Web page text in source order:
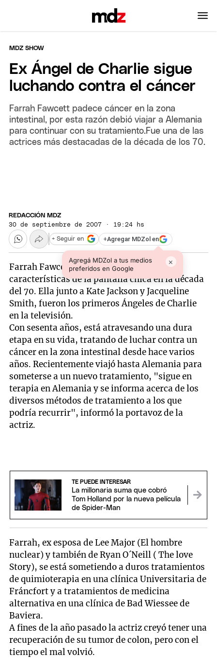
MDZ SHOW
Ex Ángel de Charlie sigue
luchando contra el cáncer
Farrah Fawcett padece cáncer en la zona
intestinal, por esta razón debió viajar a Alemania
para continuar con su tratamiento.Fue una de las
actrices más destacadas de la década de los 70.
REDACCIÓN MDZ
30 de septiembre de 2007 · 19:24 hs
+Agregar MDZol en
Agregá MDZol a tus medios
preferidos en Google
×
+ Seguir en
Farrah Fawcett fue una de las actrices
características de la pantalla chica en la década
del 70. Ella junto a Kate Jackson y Jacqueline
Smith, fueron los primeros Ángeles de Charlie
en la televisión.
Con sesenta años, está atravesando una dura
etapa en su vida, tratando de luchar contra un
cáncer en la zona intestinal desde hace varios
años. Recientemente viajó hasta Alemania para
someterse a un nuevo tratamiento, "sigue en
terapia en Alemania y se informa acerca de los
diversos métodos de tratamiento a los que
podría recurrir", informó la portavoz de la
actriz.
TE PUEDE INTERESAR
La millonaria suma que cobró
Tom Holland por la nueva película
de Spider-Man
Farrah, ex esposa de Lee Major (El hombre
nuclear) y también de Ryan O´Neill ( The love
Story), se está sometiendo a duros tratamientos
de quimioterapia en una clínica Universitaria de
Fráncfort y a tratamientos de medicina
alternativa en una clínica de Bad Wiessee de
Baviera.
A fines de la año pasado la actriz creyó tener una
recuperación de su tumor de colon, pero con el
tiempo el mal volvió.